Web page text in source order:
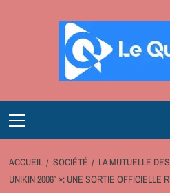
Menu
ACCUEIL SOCIÉTÉ
LA MUTUELLE
UNIKIN 2006″ »: UNE SORTIE OFFICIELLE